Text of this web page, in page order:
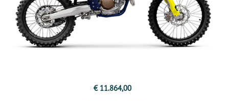
€ 11.864,00